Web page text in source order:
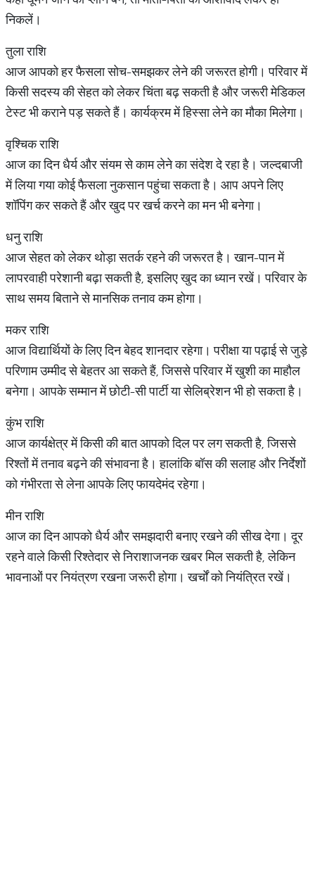
निकलें।
तुला राशि
आज आपको हर फैसला सोच-समझकर लेने की जरूरत होगी। परिवार में
किसी सदस्य की सेहत को लेकर चिंता बढ़ सकती है और जरूरी मेडिकल
टेस्ट भी कराने पड़ सकते हैं। कार्यक्रम में हिस्सा लेने का मौका मिलेगा।
वृश्चिक राशि
आज का दिन धैर्य और संयम से काम लेने का संदेश दे रहा है। जल्दबाजी
में लिया गया कोई फैसला नुकसान पहुंचा सकता है। आप अपने लिए
शॉपिंग कर सकते हैं और खुद पर खर्च करने का मन भी बनेगा।
धनु राशि
आज सेहत को लेकर थोड़ा सतर्क रहने की जरूरत है। खान-पान में
लापरवाही परेशानी बढ़ा सकती है, इसलिए खुद का ध्यान रखें। परिवार के
साथ समय बिताने से मानसिक तनाव कम होगा।
मकर राशि
आज विद्यार्थियों के लिए दिन बेहद शानदार रहेगा। परीक्षा या पढ़ाई से जुड़े
परिणाम उम्मीद से बेहतर आ सकते हैं, जिससे परिवार में खुशी का माहौल
बनेगा। आपके सम्मान में छोटी-सी पार्टी या सेलिब्रेशन भी हो सकता है।
कुंभ राशि
आज कार्यक्षेत्र में किसी की बात आपको दिल पर लग सकती है, जिससे
रिश्तों में तनाव बढ़ने की संभावना है। हालांकि बॉस की सलाह और निर्देशों
को गंभीरता से लेना आपके लिए फायदेमंद रहेगा।
मीन राशि
आज का दिन आपको धैर्य और समझदारी बनाए रखने की सीख देगा। दूर
रहने वाले किसी रिश्तेदार से निराशाजनक खबर मिल सकती है, लेकिन
भावनाओं पर नियंत्रण रखना जरूरी होगा। खर्चों को नियंत्रित रखें।